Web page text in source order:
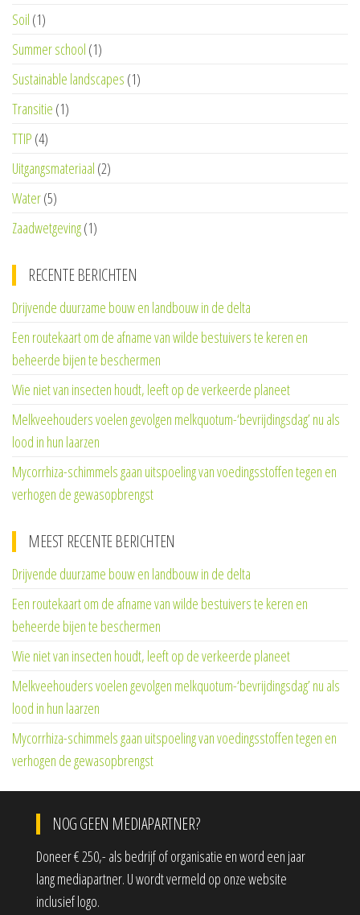
Soil (1)
Summer school (1)
Sustainable landscapes (1)
Transitie (1)
TTIP (4)
Uitgangsmateriaal (2)
Water(5)
Zaadwetgeving(1)
RECENTE BERICHTEN
Drijvende duurzame bouw en landbouw in de delta
Een routekaart om de afname van wilde bestuivers te keren en
beheerde bijen te beschermen
Wie niet van insecten houdt, leeft op de verkeerde planeet
Melkveehouders voelen gevolgen melkquotum-‘bevrijdingsdag’ nu als
lood in hun laarzen
Mycorrhiza-schimmels gaan uitspoeling van voedingsstoffen tegen en
verhogen de gewasopbrengst
MEEST RECENTE BERICHTEN
Drijvende duurzame bouw en landbouw in de delta
Een routekaart om de afname van wilde bestuivers te keren en
beheerde bijen te beschermen
Wie niet van insecten houdt, leeft op de verkeerde planeet
Melkveehouders voelen gevolgen melkquotum-‘bevrijdingsdag’ nu als
lood in hun laarzen
Mycorrhiza-schimmels gaan uitspoeling van voedingsstoffen tegen en
verhogen de gewasopbrengst
NOG GEEN MEDIAPARTNER?
Doneer € 250,- als bedrijf of organisatie en word een jaar
lang mediapartner. U wordt vermeld op onze website
inclusief logo.